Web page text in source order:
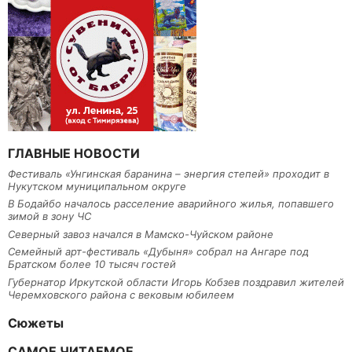
ГЛАВНЫЕ НОВОСТИ
Фестиваль «Унгинская баранина – энергия степей» проходит в
Нукутском муниципальном округе
В Бодайбо началось расселение аварийного жилья, попавшего
зимой в зону ЧС
Северный завоз начался в Мамско-Чуйском районе
Семейный арт-фестиваль «Дубыня» собрал на Ангаре под
Братском более 10 тысяч гостей
Губернатор Иркутской области Игорь Кобзев поздравил жителей
Черемховского района с вековым юбилеем
Сюжеты